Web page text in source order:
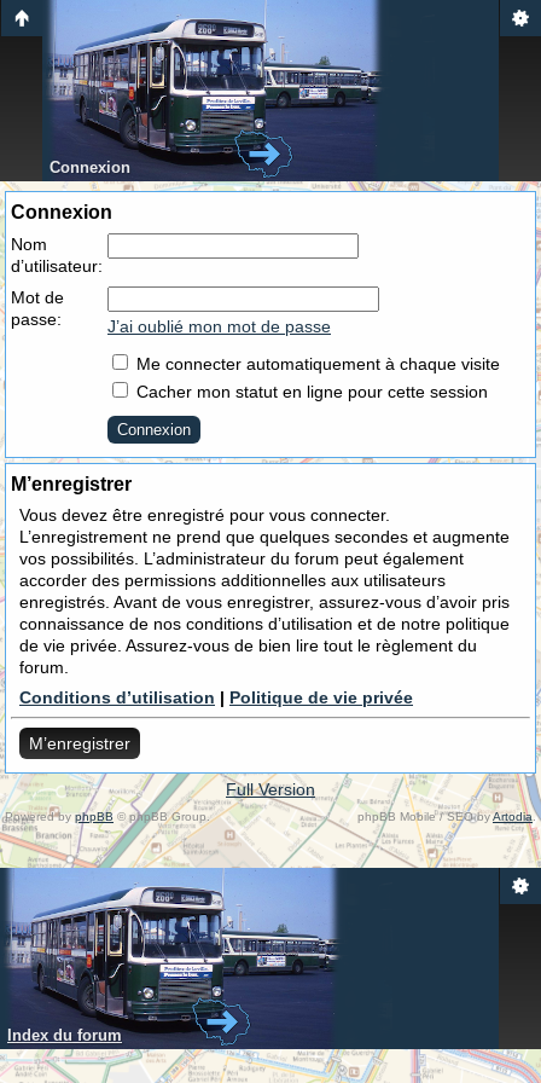
Connexion
Connexion
Nom
d’utilisateur:
Mot de
passe:
J’ai oublié mon mot de passe
Me connecter automatiquement à chaque visite
Cacher mon statut en ligne pour cette session
M’enregistrer
Vous devez être enregistré pour vous connecter.
L’enregistrement ne prend que quelques secondes et augmente
vos possibilités. L’administrateur du forum peut également
accorder des permissions additionnelles aux utilisateurs
enregistrés. Avant de vous enregistrer, assurez-vous d’avoir pris
connaissance de nos conditions d’utilisation et de notre politique
de vie privée. Assurez-vous de bien lire tout le règlement du
forum.
Conditions d’utilisation | Politique de vie privée
M’enregistrer
Full Version
Powered byphpBB © phpBB Group. phpBB Mobile / SEO byArtodia .
Index du forum